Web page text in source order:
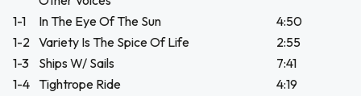
1-1
In The Eye Of The Sun
4:50
1-2 Variety Is The Spice Of Life
2:55
1-3
Ships W/ Sails
7:41
1-4 Tightrope Ride
4:19